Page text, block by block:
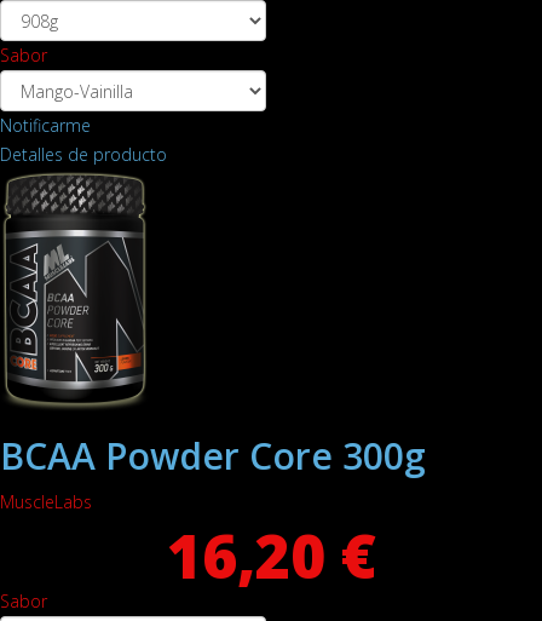
Sabor
Notificarme
Detalles de producto
BCAA Powder Core 300g
MuscleLabs
16,20 €
Sabor